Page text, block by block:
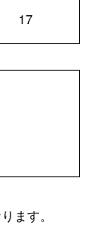
17
ます。